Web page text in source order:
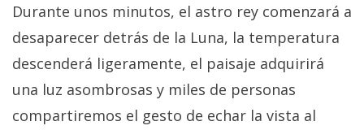
Durante unos minutos, el astro rey comenzará a
desaparecer detrás de la Luna, la temperatura
descenderá ligeramente, el paisaje adquirirá
una luz asombrosas y miles de personas
compartiremos el gesto de echar la vista al